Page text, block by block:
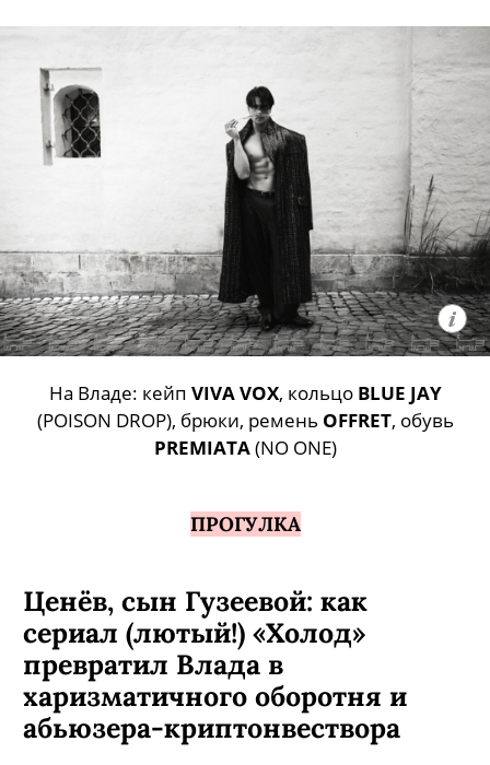
На Владе: кейп VIVA VOX, кольцо BLUE JAY
(POISON DROP), брюки, ремень OFFRET, обувь
PREMIATA(NO ONE)
ПРОГУЛКА
Ценёв, сын Гузеевой: как
сериал (лютый!) «Холод»
превратил Влада в
харизматичного оборотня и
абьюзера-криптонвествора